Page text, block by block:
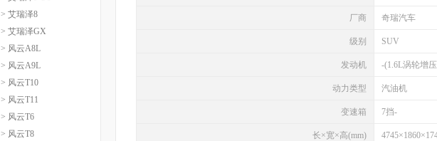
> 艾瑞泽8
> 艾瑞泽GX
> 风云A8L
> 风云A9L
> 风云T10
> 风云T11
> 风云T6
> 风云T8
厂商 奇瑞汽车
级别 SUV
发动机 -(1.6L涡轮增
动力类型 汽油机
变速箱 7挡-
长×宽×高(mm)